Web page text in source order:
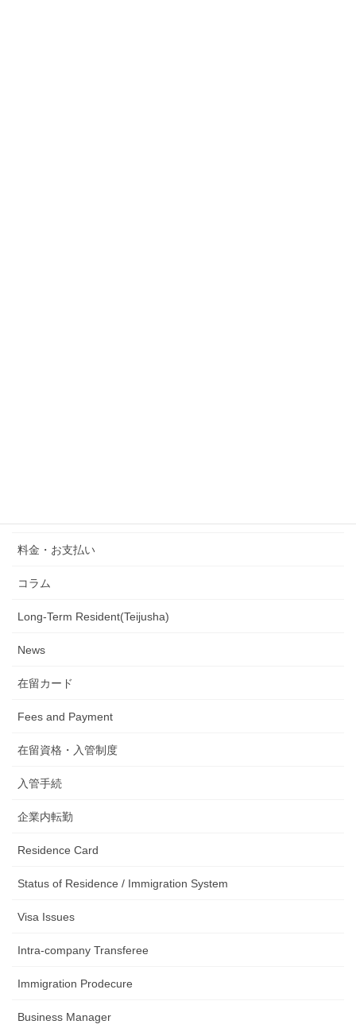
料金・お支払い
コラム
Long-Term Resident(Teijusha)
News
在留カード
Fees and Payment
在留資格・入管制度
入管手続
企業内転勤
Residence Card
Status of Residence / Immigration System
Visa Issues
Intra-company Transferee
Immigration Prodecure
Business Manager